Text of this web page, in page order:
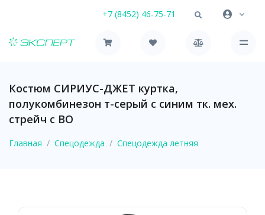
+7 (8452) 46-75-71
Костюм СИРИУС-ДЖЕТ куртка,
полукомбинезон т-серый с синим тк. мех.
стрейч с ВО
Главная Спецодежда Спецодежда летняя